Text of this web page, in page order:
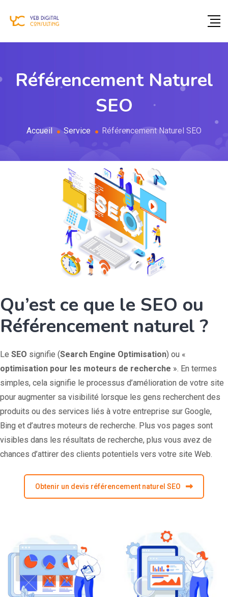
Référencement Naturel
SEO
Accueil Service Référencement Naturel SEO
Qu’est ce que le SEO ou
Référencement naturel ?
Le SEO signifie (Search Engine Optimisation) ou «
optimisation pour les moteurs de recherche ». En termes
simples, cela signifie le processus d’amélioration de votre site
pour augmenter sa visibilité lorsque les gens recherchent des
produits ou des services liés à votre entreprise sur Google,
Bing et d’autres moteurs de recherche. Plus vos pages sont
visibles dans les résultats de recherche, plus vous avez de
chances d’attirer des clients potentiels vers votre site Web.
Obtenir un devis référencement naturel SEO